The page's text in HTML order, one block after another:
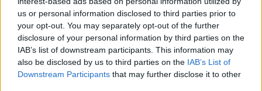
us or personal information disclosed to third parties prior to
your opt-out. You may separately opt-out of the further
disclosure of your personal information by third parties on the
IAB’s list of downstream participants. This information may
also be disclosed by us to third parties on the IAB’s List of
Downstream Participants that may further disclose it to other
8
Poletni bolšji sejem
08:00
AVG
8
Spider-Man: Nov dan
18:00
AVG Fuj, gosenica!